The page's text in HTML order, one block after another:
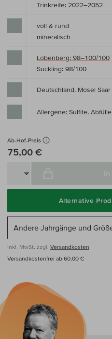
Trinkreife: 2022–2052
voll & rund
mineralisch
Lobenberg: 98–100/100
Suckling: 98/100
Deutschland, Mosel
Allergene: Sulfite,
Ab-Hof-Preis
75,00 €
Alternative
inkl. MwSt, zzgl. Versandkosten
Versandkostenfrei ab 60,00 €